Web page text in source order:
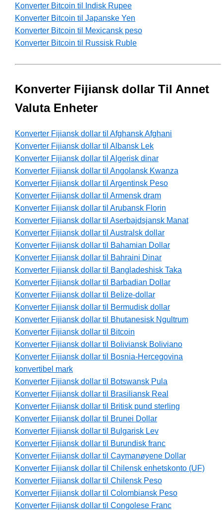
Konverter Bitcoin til Indisk Rupee
Konverter Bitcoin til Japanske Yen
Konverter Bitcoin til Mexicansk peso
Konverter Bitcoin til Russisk Ruble
Konverter Fijiansk dollar Til Annet
Valuta Enheter
Konverter Fijiansk dollar til Afghansk Afghani
Konverter Fijiansk dollar til Albansk Lek
Konverter Fijiansk dollar til Algerisk dinar
Konverter Fijiansk dollar til Angolansk Kwanza
Konverter Fijiansk dollar til Argentinsk Peso
Konverter Fijiansk dollar til Armensk dram
Konverter Fijiansk dollar til Arubansk Florin
Konverter Fijiansk dollar til Aserbajdsjansk Manat
Konverter Fijiansk dollar til Australsk dollar
Konverter Fijiansk dollar til Bahamian Dollar
Konverter Fijiansk dollar til Bahraini Dinar
Konverter Fijiansk dollar til Bangladeshisk Taka
Konverter Fijiansk dollar til Barbadian Dollar
Konverter Fijiansk dollar til Belize-dollar
Konverter Fijiansk dollar til Bermudisk dollar
Konverter Fijiansk dollar til Bhutanesisk Ngultrum
Konverter Fijiansk dollar til Bitcoin
Konverter Fijiansk dollar til Boliviansk Boliviano
Konverter Fijiansk dollar til Bosnia-Hercegovina
konvertibel mark
Konverter Fijiansk dollar til Botswansk Pula
Konverter Fijiansk dollar til Brasiliansk Real
Konverter Fijiansk dollar til Britisk pund sterling
Konverter Fijiansk dollar til Brunei Dollar
Konverter Fijiansk dollar til Bulgarisk Lev
Konverter Fijiansk dollar til Burundisk franc
Konverter Fijiansk dollar til Caymanøyene Dollar
Konverter Fijiansk dollar til Chilensk enhetskonto (UF)
Konverter Fijiansk dollar til Chilensk Peso
Konverter Fijiansk dollar til Colombiansk Peso
Konverter Fijiansk dollar til Congolese Franc